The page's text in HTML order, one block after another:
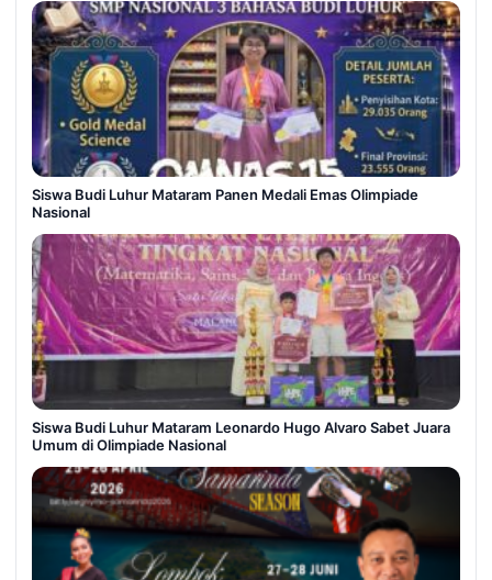
Siswa Budi Luhur Mataram Panen Medali Emas Olimpiade
Nasional
Siswa Budi Luhur Mataram Leonardo Hugo Alvaro Sabet Juara
Umum di Olimpiade Nasional